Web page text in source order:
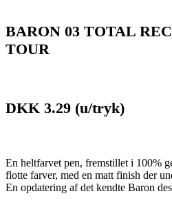
BARON 03 TOTAL
TOUR
DKK 3.29 (u/tryk)
En heltfarvet pen, fremstillet i 100%
flotte farver, med en matt finish der
En opdatering af det kendte Baron